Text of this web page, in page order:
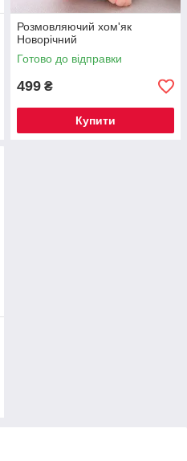
Розмовляючий хом'як
Новорічний
Готово до відправки
499 ₴
Купити